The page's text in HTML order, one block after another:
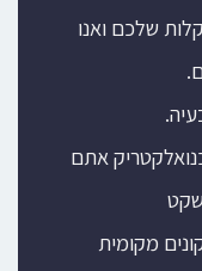
שלכם ואנו
אתם
מקומית